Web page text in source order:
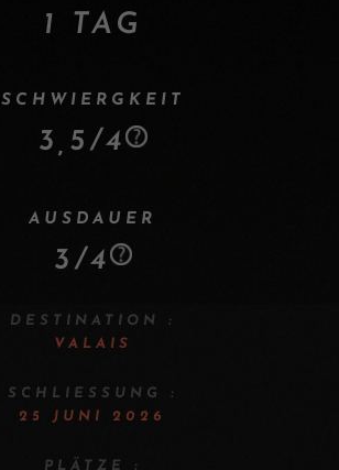
1 TAG
SCHWIERGKEIT
3,5/4
AUSDAUER
3/4
DESTINATION :
VALAIS
SCHLIESSUNG :
25 JUNI 2026
PLÄTZE :